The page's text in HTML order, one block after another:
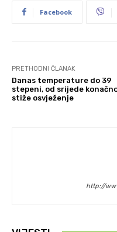
Facebook
PRETHODNI ČLANAK
Danas temperature do 39
stepeni, od srijede
stiže osvježenje
http://